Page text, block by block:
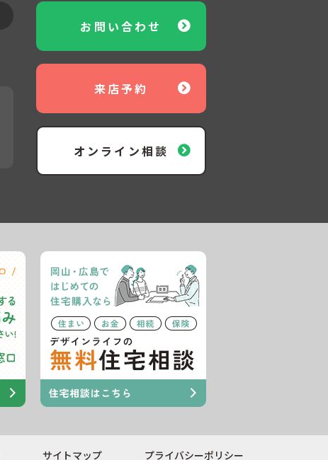
お問い合わせ
来店予約
オンライン相談
サイトマップ プライバシーポリシー